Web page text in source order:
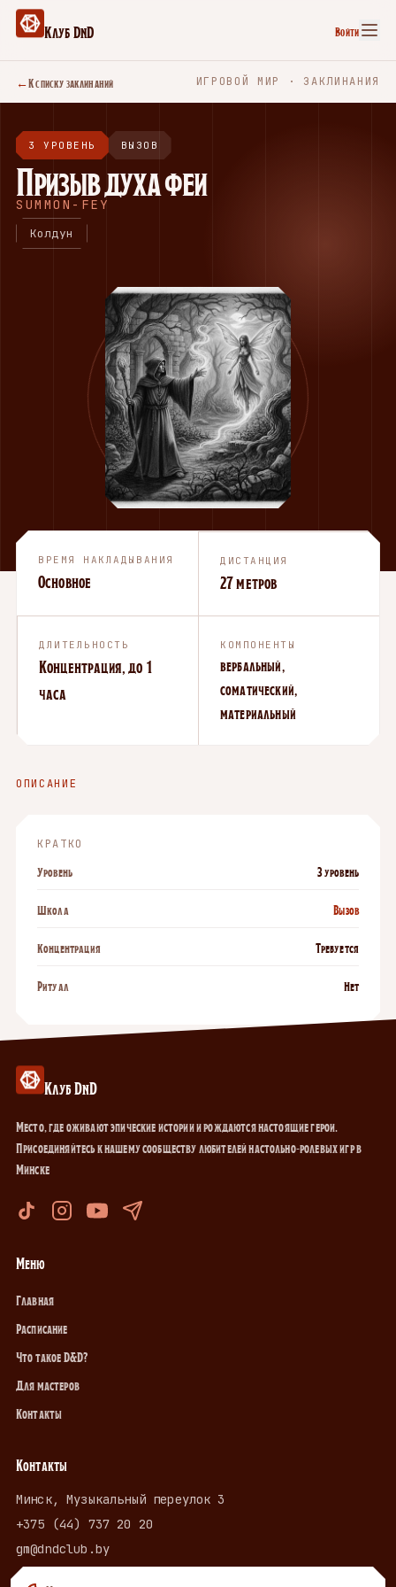
Клуб DnD Войти
←К списку заклинаний ИГРОВОЙ МИР · ЗАКЛИНАНИЯ
3 УРОВЕНЬ ВЫЗОВ
Призыв духа феи
SUMMON-FEY
Колдун
ВРЕМЯ НАКЛАДЫВАНИЯ
Основное
ДИСТАНЦИЯ
27 метров
ДЛИТЕЛЬНОСТЬ
Концентрация, до 1
часа
КОМПОНЕНТЫ
вербальный,
соматический,
материальный
ОПИСАНИЕ
КРАТКО
Уровень 3 уровень
Школа Вызов
Концентрация Требуется
Ритуал Нет
Клуб DnD
Место, где оживают эпические истории и рождаются настоящие герои.
Присоединяйтесь к нашему сообществу любителей настольно-ролевых игр в
Минске
Меню
Главная
Расписание
Что такое D&D?
Для мастеров
Контакты
Контакты
Минск, Музыкальный переулок 3
+375 (44) 737 20 20
gm@dndclub.by